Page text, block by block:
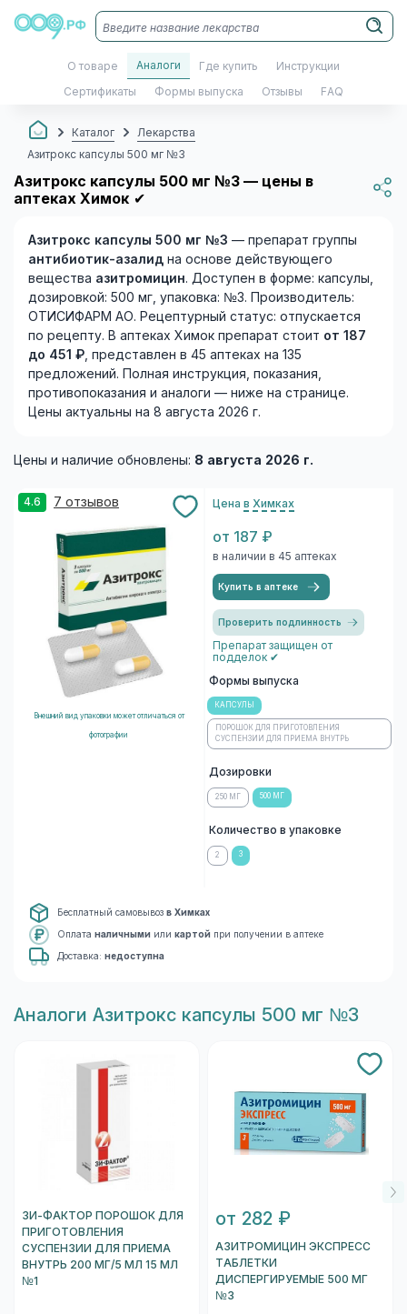
О товаре Аналоги Где купить Инструкции
Сертификаты Формы выпуска Отзывы FAQ
Каталог
Лекарства
Азитрокс капсулы 500 мг №3
Азитрокс капсулы 500 мг №3 — цены в
аптеках Химок ✔
Азитрокс капсулы 500 мг №3 — препарат группы
антибиотик-азалид на основе действующего
вещества азитромицин. Доступен в форме: капсулы,
дозировкой: 500 мг, упаковка: №3. Производитель:
ОТИСИФАРМ АО. Рецептурный статус: отпускается
по рецепту. В аптеках Химок препарат стоит от 187
до 451 ₽, представлен в 45 аптеках на 135
предложений. Полная инструкция, показания,
противопоказания и аналоги — ниже на странице.
Цены актуальны на 8 августа 2026 г.
Цены и наличие обновлены: 8 августа 2026 г.
4.6 7 отзывов
Внешний вид упаковки может отличаться от
фотографии
Цена в Химках
от 187 ₽
в наличии в 45 аптеках
Купить в аптеке
Проверить подлинность
Препарат защищен от
подделок ✔
Формы выпуска
КАПСУЛЫ
ПОРОШОК ДЛЯ ПРИГОТОВЛЕНИЯ
СУСПЕНЗИИ ДЛЯ ПРИЕМА ВНУТРЬ
Дозировки
250 МГ 500 МГ
Количество в упаковке
2 3
Бесплатный самовывоз в Химках
Оплата наличными или картой при получении в аптеке
Доставка: недоступна
Aналоги Азитрокс капсулы 500 мг №3
ЗИ-ФАКТОР ПОРОШОК ДЛЯ
ПРИГОТОВЛЕНИЯ
СУСПЕНЗИИ ДЛЯ ПРИЕМА
ВНУТРЬ 200 МГ/5 МЛ 15 МЛ
№1
от 282 ₽
АЗИТРОМИЦИН ЭКСПРЕСС
ТАБЛЕТКИ
ДИСПЕРГИРУЕМЫЕ 500 МГ
№3